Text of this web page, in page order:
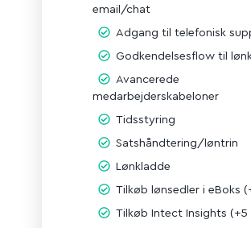
email/chat
Adgang til telefonisk
Godkendelsesflow til
Avancerede
medarbejderskabeloner
Tidsstyring
Satshåndtering/løntrin
Lønkladde
Tilkøb lønsedler i eBoks
Tilkøb Intect Insights (+5